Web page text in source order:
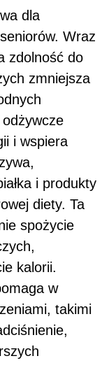
dla
Wraz
zdolność do
zmniejsza
i wspiera
i produkty
diety. Ta
spożycie
kalorii.
w
takimi